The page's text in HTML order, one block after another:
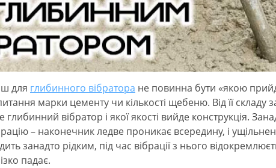
для глибинного вібратора не повинна бути «якою
марки цементу чи кількості щебеню. Від її складу
вібратор і якої якості вийде конструкція.
– наконечник ледве проникає всередину, і
занадто рідким, під час вібрації з нього
падає.